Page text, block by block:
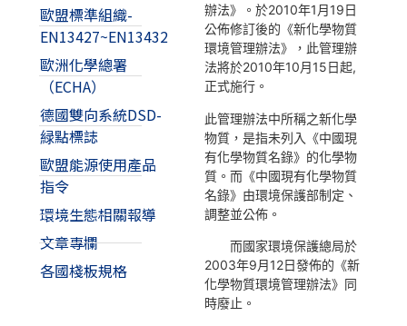
歐盟標準組織-
EN13427~EN13432
歐洲化學總署
（ECHA）
德國雙向系統DSD-
緑點標誌
歐盟能源使用產品
指令
環境生態相關報導
文章專欄
各國棧板規格
辦法》。於2010年1月19日
公佈修訂後的《新化學物質
環境管理辦法》，此管理辦
法將於2010年10月15日起,
正式施行。
此管理辦法中所稱之新化學
物質，是指未列入《中國現
有化學物質名錄》的化學物
質。而《中國現有化學物質
名錄》由環境保護部制定、
調整並公佈。
而國家環境保護總局於
2003年9月12日發佈的《新
化學物質環境管理辦法》同
時廢止。